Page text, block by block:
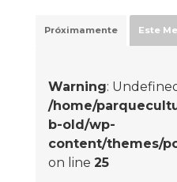
Próximamente Este
Warning:
/home/
b-old/wp-
content/themes/
on line 25